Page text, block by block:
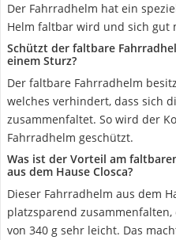
Der Fahrradhelm hat ein
Helm faltbar wird und sich gut
Schützt der faltbare
einem Sturz?
Der faltbare Fahrradhelm
welches verhindert, dass sich
zusammenfaltet. So wird der
Fahrradhelm geschützt.
Was ist der Vorteil am
aus dem Hause Closca?
Dieser Fahrradhelm aus dem
platzsparend
von 340 g sehr leicht. Das